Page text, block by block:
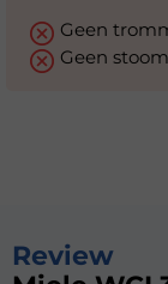
Geen
Geen
Review